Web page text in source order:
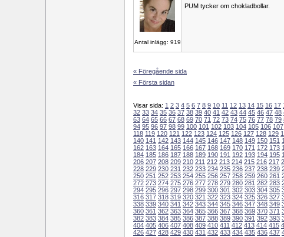
Antal inlägg: 919
PUM tycker om chokladbollar.
« Föregående sida
« Första sidan
Visar sida: 1 2 3 4 5 6 7 8 9 10 11 12 13 14 15 16 17
32 33 34 35 36 37 38 39 40 41 42 43 44 45 46 47 48
63 64 65 66 67 68 69 70 71 72 73 74 75 76 77 78 79
94 95 96 97 98 99 100 101 102 103 104 105 106 107
118 119 120 121 122 123 124 125 126 127 128 129
140 141 142 143 144 145 146 147 148 149 150 151
162 163 164 165 166 167 168 169 170 171 172 173
184 185 186 187 188 189 190 191 192 193 194 195
206 207 208 209 210 211 212 213 214 215 216 217
228 229 230 231 232 233 234 235 236 237 238 239
250 251 252 253 254 255 256 257 258 259 260 261
272 273 274 275 276 277 278 279 280 281 282 283
294 295 296 297 298 299 300 301 302 303 304 305
316 317 318 319 320 321 322 323 324 325 326 327
338 339 340 341 342 343 344 345 346 347 348 349
360 361 362 363 364 365 366 367 368 369 370 371
382 383 384 385 386 387 388 389 390 391 392 393
404 405 406 407 408 409 410 411 412 413 414 415
426 427 428 429 430 431 432 433 434 435 436 437